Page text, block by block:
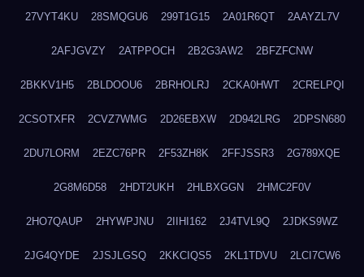
27VYT4KU 28SMQGU6 299T1G15 2A01R6QT 2AAYZL7V
2AFJGVZY 2ATPPOCH 2B2G3AW2 2BFZFCNW
2BKKV1H5 2BLDOOU6 2BRHOLRJ 2CKA0HWT 2CRELPQI
2CSOTXFR 2CVZ7WMG 2D26EBXW 2D942LRG 2DPSN680
2DU7LORM 2EZC76PR 2F53ZH8K 2FFJSSR3 2G789XQE
2G8M6D58 2HDT2UKH 2HLBXGGN 2HMC2F0V
2HO7QAUP 2HYWPJNU 2IIHI162 2J4TVL9Q 2JDKS9WZ
2JG4QYDE 2JSJLGSQ 2KKCIQS5 2KL1TDVU 2LCI7CW6